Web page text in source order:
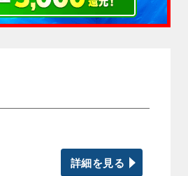
詳細を見る